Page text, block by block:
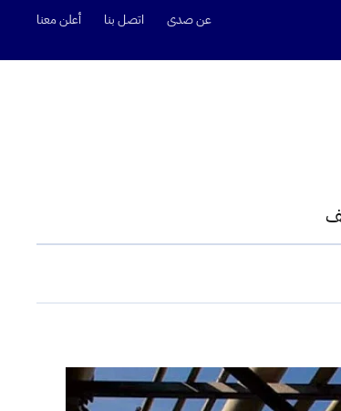
عن صدى اتصل بنا أعلن معنا